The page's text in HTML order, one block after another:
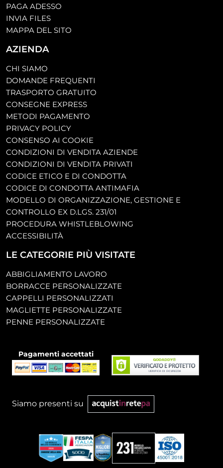
PAGA ADESSO
INVIA FILES
MAPPA DEL SITO
AZIENDA
CHI SIAMO
DOMANDE FREQUENTI
TRASPORTO GRATUITO
CONSEGNE EXPRESS
METODI PAGAMENTO
PRIVACY POLICY
CONSENSO AI COOKIE
CONDIZIONI DI VENDITA AZIENDE
CONDIZIONI DI VENDITA PRIVATI
CODICE ETICO E DI CONDOTTA
CODICE DI CONDOTTA ANTIMAFIA
MODELLO DI ORGANIZZAZIONE, GESTIONE E
CONTROLLO EX D.LGS. 231/01
PROCEDURA WHISTLEBLOWING
ACCESSIBILITÀ
LE CATEGORIE PIÙ VISITATE
ABBIGLIAMENTO LAVORO
BORRACCE PERSONALIZZATE
CAPPELLI PERSONALIZZATI
MAGLIETTE PERSONALIZZATE
PENNE PERSONALIZZATE
Pagamenti accettati
Siamo presenti su